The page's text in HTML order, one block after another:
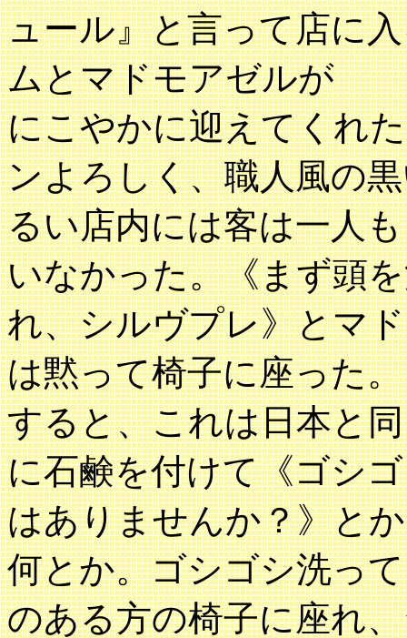
ュール』と言って店に
ムとマドモアゼルが
にこやかに迎えてくれ
ンよろしく、職人風の
るい店内には客は一人も
いなかった。《まず頭
れ、シルヴプレ》とマ
は黙って椅子に座った。
すると、これは日本と
に石鹸を付けて《ゴシ
はありませんか？》とか
何とか。ゴシゴシ洗っ
のある方の椅子に座れ